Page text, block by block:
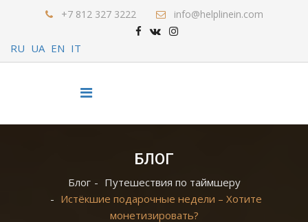
+7 812 327 3222 info@helplinein.com
RU UA EN IT
БЛОГ
Блог
Путешествия по таймшеру
Истёкшие подарочные недели – Хотите
монетизировать?